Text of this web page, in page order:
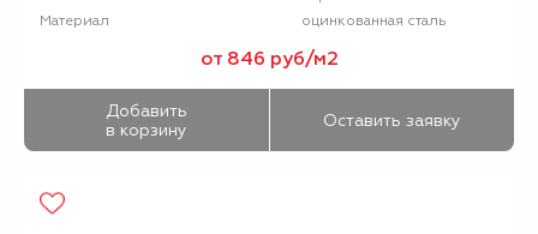
Материал
оцинкованная сталь
от 846 руб/м2
Добавить
в корзину
Оставить заявку